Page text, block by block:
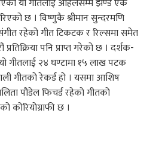
यो गीतलाई अहिलेसम्म झण्डै एक
छ । विष्णुकै श्रीमान सुन्दरमणि
रहेको गीत टिकटक र रिल्समा समेत
पनि प्राप्त गरेको छ । दर्शक-
गीतलाई २४ घण्टामा १५ लाख पटक
गीतको रेकर्ड हो । यसमा आशिष
पौडेल फिचर्ड रहेको गीतको
कोरियोग्राफी छ ।